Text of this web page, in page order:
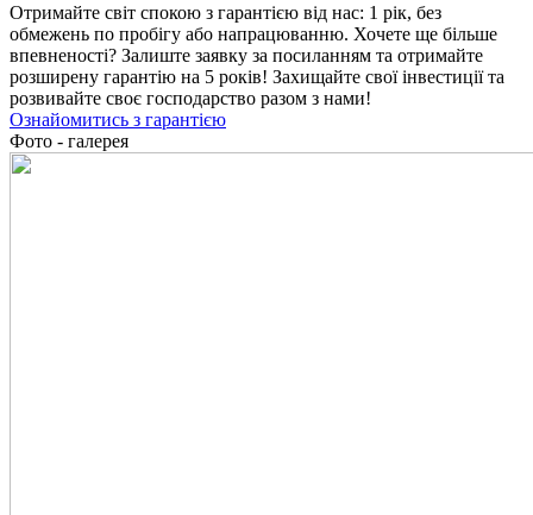
Отримайте світ спокою з гарантією від нас: 1 рік, без
обмежень по пробігу або напрацюванню. Хочете ще більше
впевненості? Залиште заявку за посиланням та отримайте
розширену гарантію на 5 років! Захищайте свої інвестиції та
розвивайте своє господарство разом з нами!
Ознайомитись з гарантією
Фото - галерея